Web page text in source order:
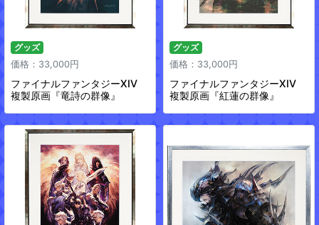
グッズ
価格：33,000円
ファイナルファンタジーXIV
複製原画『竜詩の群像』
グッズ
価格：33,000円
ファイナルファンタジーXIV
複製原画『紅蓮の群像』